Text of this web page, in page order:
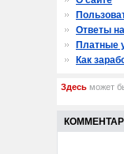
Ответы
Платные
Как
Здесь может